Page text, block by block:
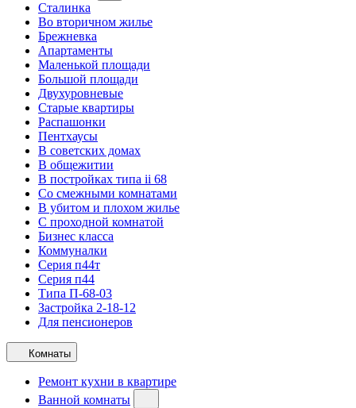
Сталинка
Во вторичном жилье
Брежневка
Апартаменты
Маленькой площади
Большой площади
Двухуровневые
Старые квартиры
Распашонки
Пентхаусы
В советских домах
В общежитии
В постройках типа ii 68
Со смежными комнатами
В убитом и плохом жилье
С проходной комнатой
Бизнес класса
Коммуналки
Серия п44т
Серия п44
Типа П-68-03
Застройка 2-18-12
Для пенсионеров
Комнаты
Ремонт кухни в квартире
Ванной комнаты